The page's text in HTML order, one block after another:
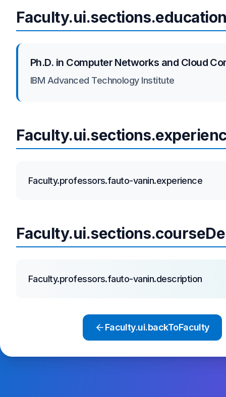
Ph.D. in Computer Networks and Cloud
IBM Advanced Technology Institute
Faculty.professors.fauto-vanin.experience
Faculty.professors.fauto-vanin.description
Faculty.ui.backToFaculty